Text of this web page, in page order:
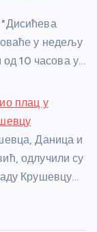
у недељу
од 10 часова у…
плац у
Даница и
одлучили су
Крушевцу…